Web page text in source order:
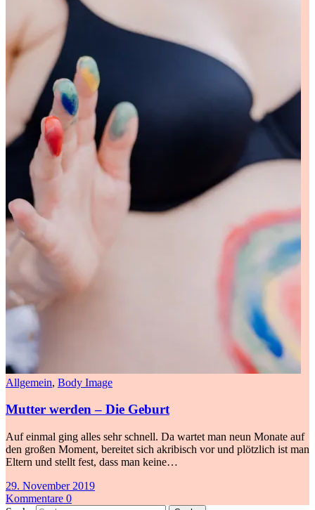
Allgemein, Body Image
Mutter werden – Die Geburt
Auf einmal ging alles sehr schnell. Da wartet man neun Monate auf
den großen Moment, bereitet sich akribisch vor und plötzlich ist man
Eltern und stellt fest, dass man keine…
29. November 2019
Kommentare 0